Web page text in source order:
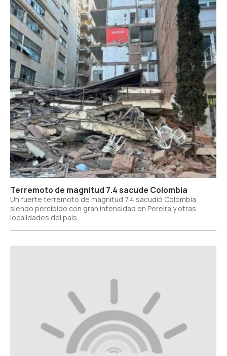
Terremoto de magnitud 7.4 sacude Colombia
Un fuerte terremoto de magnitud 7.4 sacudió Colombia,
siendo percibido con gran intensidad en Pereira y otras
localidades del país....